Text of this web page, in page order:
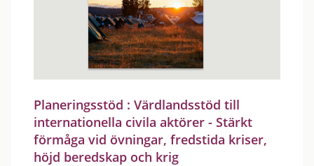
Planeringsstöd : Värdlandsstöd till
internationella civila aktörer - Stärkt
förmåga vid övningar, fredstida kriser,
höjd beredskap och krig